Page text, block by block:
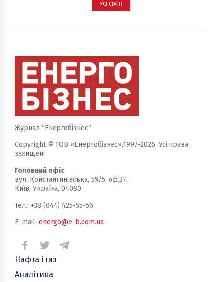
УСІ СТАТТІ
Журнал “Енергобізнес”
Copyright © ТОВ «Енергобізнес»,1997-2026. Усі права
захищені
Головний офіс
вул. Константинівська, 59/5, оф.37,
Київ, Україна, 04080
Тел.: +38 (044) 425-55-56
E-mail: energo@e-b.com.ua
Нафта і газ
Аналітика